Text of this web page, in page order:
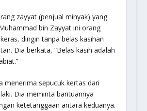
zayyat (penjual minyak) yang
bin Zayyat ini orang
dingin tanpa belas kasihan
Dia berkata, “Belas kasih adalah
menerima sepucuk kertas dari
Dia meminta bantuannya
ketetanggaan antara keduanya.